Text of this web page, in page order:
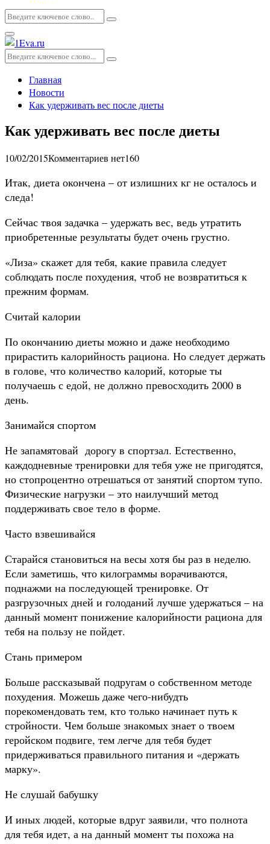
Искать:
Поиск
Основное
меню
Искать:
Поиск
Главная
Новости
Как удерживать вес после диеты
Как удерживать вес после диеты
10/02/2015Комментариев нет160
Итак, диета окончена – от излишних кг не осталось и
следа!
Сейчас твоя задачка – удержать вес, ведь утратить
приобретенные результаты будет очень грустно.
«Лиза» скажет для тебя, какие правила следует
соблюдать после похудения, чтоб не возвратиться к
прежним формам.
Считай калории
По окончанию диеты можно и даже необходимо
прирастить калорийность рациона. Но следует держать
в голове, что количество калорий, которые ты
получаешь с едой, не должно превосходить 2000 в
день.
Занимайся спортом
Не запамятовай дорогу в спортзал. Естественно,
каждодневные тренировки для тебя уже не пригодятся,
но стопроцентно отрешаться от занятий спортом тупо.
Физические нагрузки – это наилучший метод
поддерживать свое тело в форме.
Часто взвешивайся
Старайся становиться на весы хотя бы раз в неделю.
Если заметишь, что килограммы ворачиваются,
поднажми на последующей тренировке. От
разгрузочных дней и голоданий лучше удержаться – на
данный момент понижение калорийности рациона для
тебя на пользу не пойдет.
Стань примером
Больше рассказывай подругам о собственном методе
похудения. Можешь даже чего-нибудть
порекомендовать тем, кто только начинает путь к
стройности. Чем больше знакомых знает о твоем
геройском подвиге, тем легче для тебя будет
придерживаться правильного питания и «держать
марку».
Не слушай бабушку
И иных людей, которые вдруг заявили, что полнота
для тебя идет, а на данный момент ты похожа на